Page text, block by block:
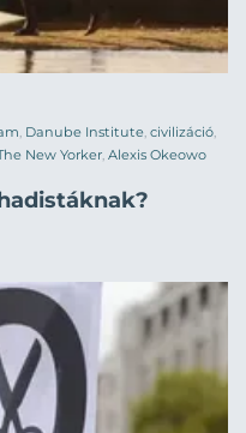
, Danube Institute, civilizáció,
New Yorker, Alexis Okeowo